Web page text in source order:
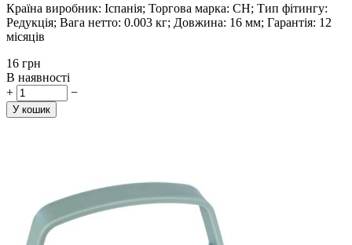
Країна виробник: Іспанія; Торгова марка: CH; Тип фітингу:
Редукція; Вага нетто: 0.003 кг; Довжина: 16 мм; Гарантія: 12
місяців
‍16‍ грн
В наявності
+
−
У кошик